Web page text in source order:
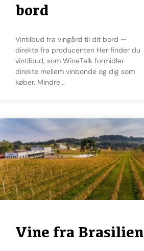
bord
Vintilbud fra vingård til dit bord —
direkte fra producenten Her finder du
vintilbud, som WineTalk formidler
direkte mellem vinbonde og dig som
køber. Mindre
Vine fra Brasilien